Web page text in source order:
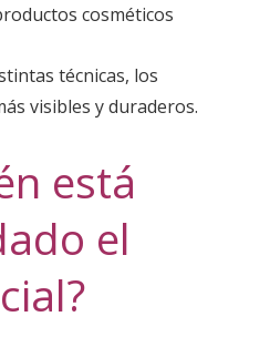
cosméticos
técnicas, los
visibles y duraderos.
está
el